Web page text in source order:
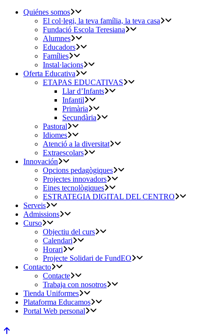
Quiénes somos
El col·legi, la teva família, la teva casa
Fundació Escola Teresiana
Alumnes
Educadors
Famílies
Instal·lacions
Oferta Educativa
ETAPAS EDUCATIVAS
Llar d’Infants
Infantil
Primària
Secundària
Pastoral
Idiomes
Atenció a la diversitat
Extraescolars
Innovación
Opcions pedagògiques
Projectes innovadors
Eines tecnològiques
ESTRATEGIA DIGITAL DEL CENTRO
Serveis
Admissions
Curso
Objectiu del curs
Calendari
Horari
Projecte Solidari de FundEO
Contacto
Contacte
Trabaja con nosotros
Tienda Uniformes
Plataforma Educamos
Portal Web personal